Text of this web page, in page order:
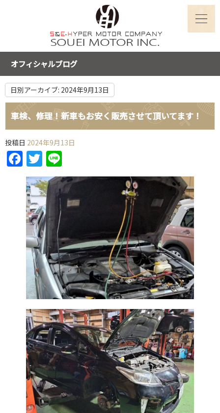
オフィシャルブログ
日別アーカイブ: 2024年9月13日
車検、修理！新車もお安く販売させて頂いてます！
投稿日 2024年9月13日
Facebook
Twitter